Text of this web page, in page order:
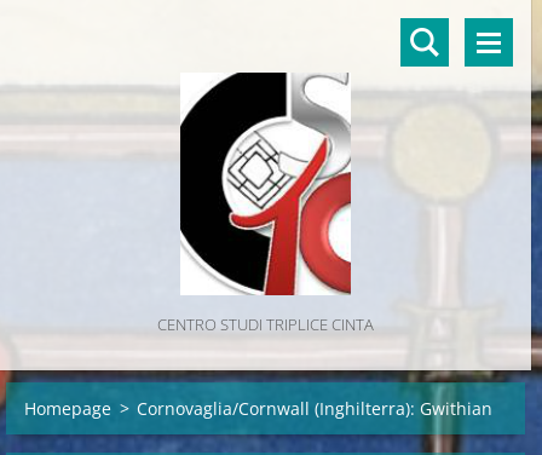
CENTRO STUDI TRIPLICE CINTA
Homepage > Cornovaglia/Cornwall (Inghilterra): Gwithian